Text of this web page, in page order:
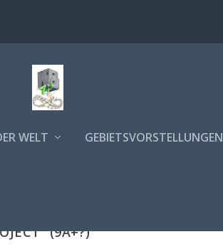
WELT GEBIETSVORSTELLUNGEN
(9A+?)